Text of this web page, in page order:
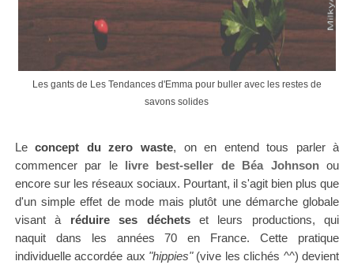
Les gants de Les Tendances d'Emma pour buller avec les restes de
savons solides
Leconcept du zero waste, on en entend tous parler à
commencer par le livre best-seller de Béa Johnsonou
encore sur les réseaux sociaux. Pourtant, il s'agit bien plus que
d'un simple effet de mode mais plutôt une démarche globale
visant à réduire ses déchetset leurs productions, qui
naquit dans les années 70en France. Cette pratique
individuelle accordée aux "hippies"(vive les clichés ^^) devient